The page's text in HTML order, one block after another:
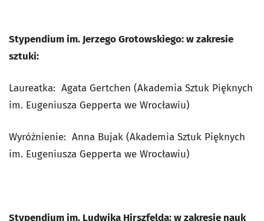
Stypendium im. Jerzego Grotowskiego: w zakresie
sztuki:
Laureatka: Agata Gertchen (Akademia Sztuk Pięknych
im. Eugeniusza Gepperta we Wrocławiu)
Wyróżnienie: Anna Bujak (Akademia Sztuk Pięknych
im. Eugeniusza Gepperta we Wrocławiu)
Stypendium im. Ludwika Hirszfelda: w zakresie nauk